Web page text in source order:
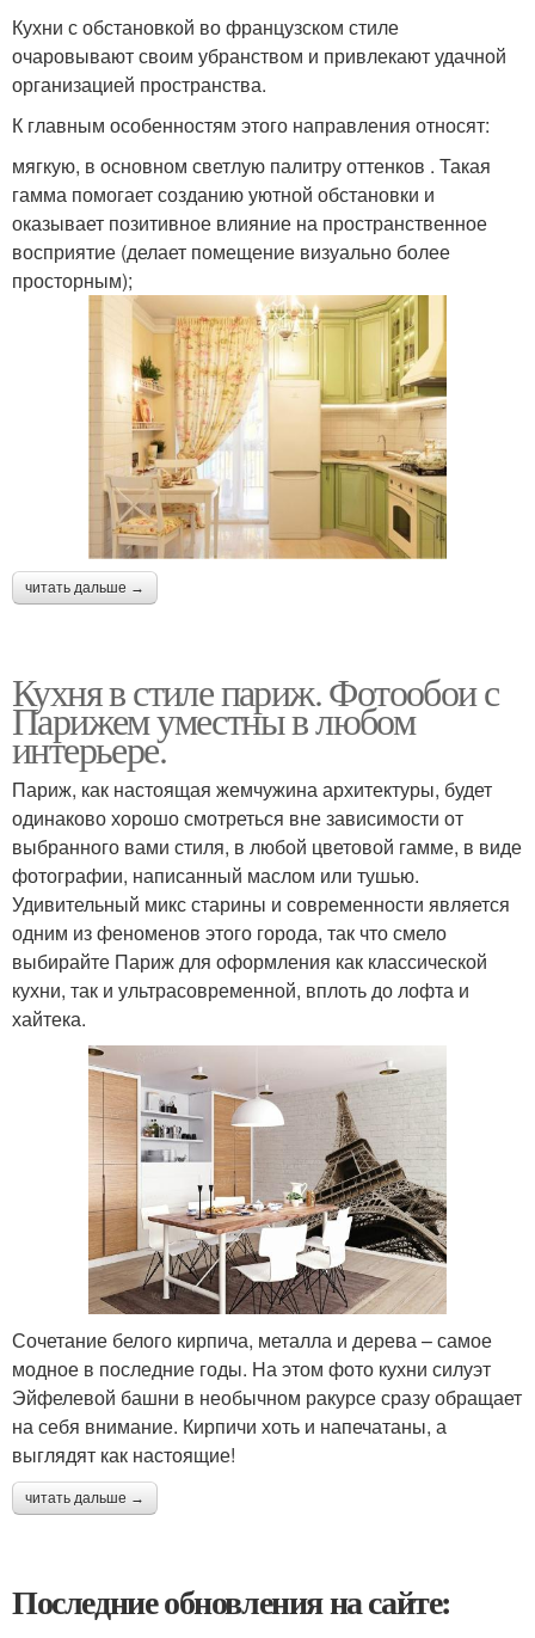
Кухни с обстановкой во французском стиле
очаровывают своим убранством и привлекают удачной
организацией пространства.
К главным особенностям этого направления относят:
мягкую, в основном светлую палитру оттенков . Такая
гамма помогает созданию уютной обстановки и
оказывает позитивное влияние на пространственное
восприятие (делает помещение визуально более
просторным);
читать дальше →
Кухня в стиле париж. Фотообои с
Парижем уместны в любом
интерьере.
Париж, как настоящая жемчужина архитектуры, будет
одинаково хорошо смотреться вне зависимости от
выбранного вами стиля, в любой цветовой гамме, в виде
фотографии, написанный маслом или тушью.
Удивительный микс старины и современности является
одним из феноменов этого города, так что смело
выбирайте Париж для оформления как классической
кухни, так и ультрасовременной, вплоть до лофта и
хайтека.
Сочетание белого кирпича, металла и дерева – самое
модное в последние годы. На этом фото кухни силуэт
Эйфелевой башни в необычном ракурсе сразу обращает
на себя внимание. Кирпичи хоть и напечатаны, а
выглядят как настоящие!
читать дальше →
Последние обновления на сайте: